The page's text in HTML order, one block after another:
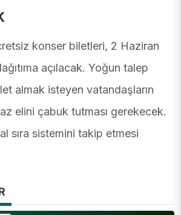
konser biletleri, 2 Haziran
açılacak. Yoğun talep
almak isteyen vatandaşların
elini çabuk tutması gerekecek.
sıra sistemini takip etmesi